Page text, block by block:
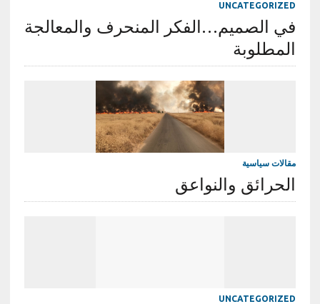
UNCATEGORIZED
في الصميم…الفكر المنحرف والمعالجة
المطلوبة
مقالات سياسية
الحرائق والنواعق
UNCATEGORIZED